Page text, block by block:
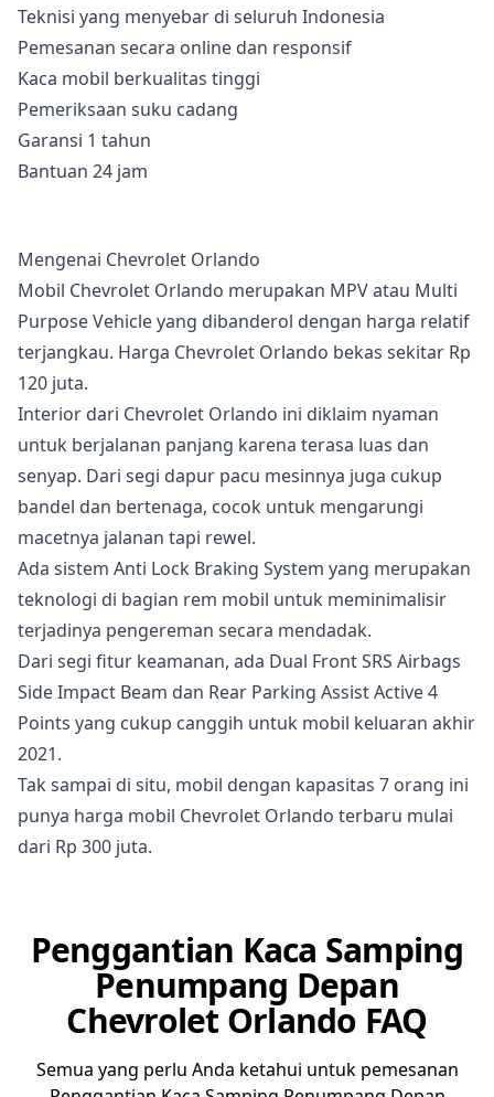
Teknisi yang menyebar di seluruh Indonesia
Pemesanan secara online dan responsif
Kaca mobil berkualitas tinggi
Pemeriksaan suku cadang
Garansi 1 tahun
Bantuan 24 jam
Mengenai Chevrolet Orlando
Mobil Chevrolet Orlando merupakan MPV atau Multi
Purpose Vehicle yang dibanderol dengan harga relatif
terjangkau. Harga Chevrolet Orlando bekas sekitar Rp
120 juta.
Interior dari Chevrolet Orlando ini diklaim nyaman
untuk berjalanan panjang karena terasa luas dan
senyap. Dari segi dapur pacu mesinnya juga cukup
bandel dan bertenaga, cocok untuk mengarungi
macetnya jalanan tapi rewel.
Ada sistem Anti Lock Braking System yang merupakan
teknologi di bagian rem mobil untuk meminimalisir
terjadinya pengereman secara mendadak.
Dari segi fitur keamanan, ada Dual Front SRS Airbags
Side Impact Beam dan Rear Parking Assist Active 4
Points yang cukup canggih untuk mobil keluaran akhir
2021.
Tak sampai di situ, mobil dengan kapasitas 7 orang ini
punya harga mobil Chevrolet Orlando terbaru mulai
dari Rp 300 juta.
Penggantian Kaca Samping
Penumpang Depan
Chevrolet Orlando FAQ
Semua yang perlu Anda ketahui untuk pemesanan